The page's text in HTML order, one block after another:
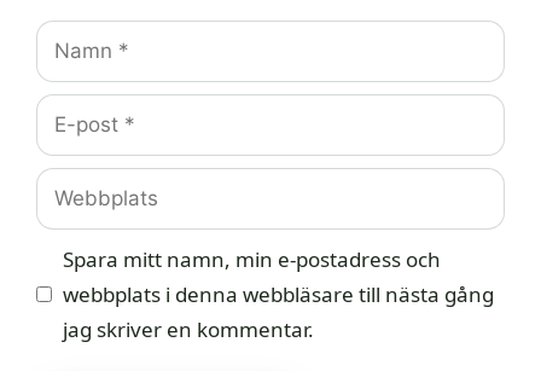
Namn
E-
post
Webbplats
Spara mitt namn, min e-postadress och
webbplats i denna webbläsare till nästa gång
jag skriver en kommentar.